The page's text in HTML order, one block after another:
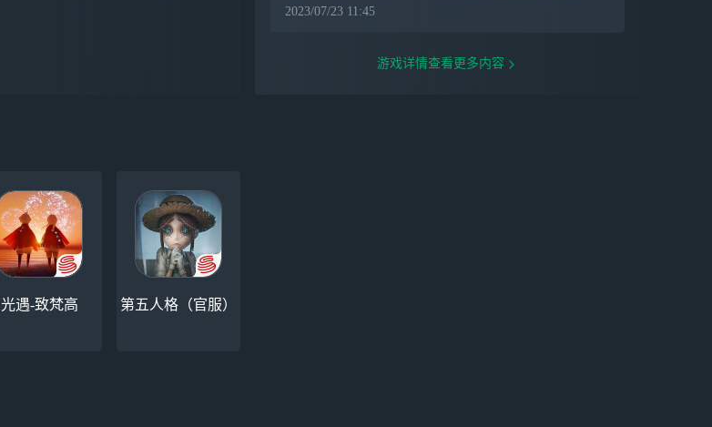
（详细事件情况请见我主页7月20日发的广播）
2023/07/23 11:45
游戏详情查看更多内容
光遇-致梵高 第五人格（官服）